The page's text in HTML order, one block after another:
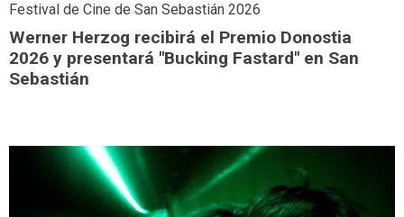
Festival de Cine de San Sebastián 2026
Werner Herzog recibirá el Premio Donostia
2026 y presentará "Bucking Fastard" en San
Sebastián